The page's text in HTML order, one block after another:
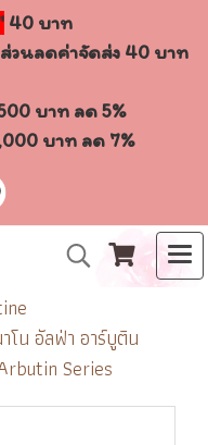
40 บาท
นลดค่าจัดส่ง 40 บาท
บาท ลด 5%
บาท ลด 7%
โน อัลฟ่า อาร์บูติน
Series